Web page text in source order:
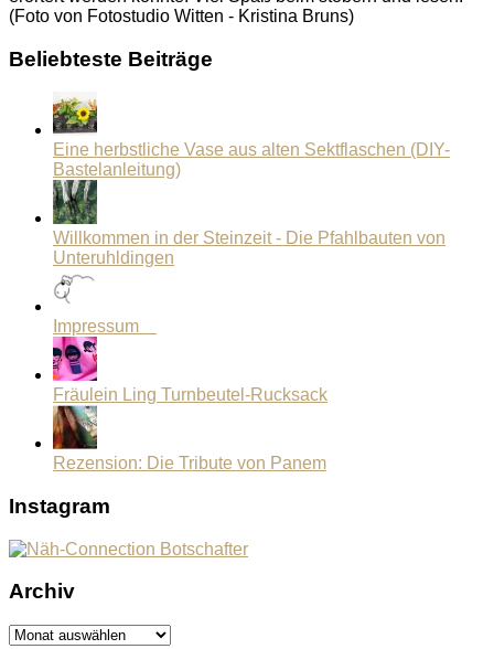
(Foto von Fotostudio Witten - Kristina Bruns)
Beliebteste Beiträge
Eine herbstliche Vase aus alten Sektflaschen (DIY-
Bastelanleitung)
Willkommen in der Steinzeit - Die Pfahlbauten von
Unteruhldingen
Impressum
Fräulein Ling Turnbeutel-Rucksack
Rezension: Die Tribute von Panem
Instagram
Archiv
Archiv